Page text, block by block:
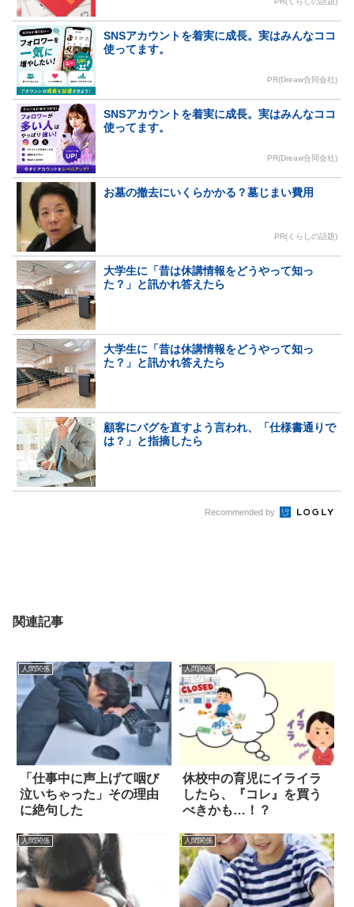
SNSアカウントを着実に成長。実はみんなココ
使ってます。
PR(Dreaw合同会社)
SNSアカウントを着実に成長。実はみんなココ
使ってます。
PR(Dreaw合同会社)
お墓の撤去にいくらかかる？墓じまい費用
PR(くらしの話題)
大学生に「昔は休講情報をどうやって知っ
た？」と訊かれ答えたら
大学生に「昔は休講情報をどうやって知っ
た？」と訊かれ答えたら
顧客にバグを直すよう言われ、「仕様書通りで
は？」と指摘したら
Recommended by
関連記事
人間関係
「仕事中に声上げて咽び
泣いちゃった」その理由
に絶句した
人間関係
休校中の育児にイライラ
したら、『コレ』を買う
べきかも…！？
人間関係 人間関係